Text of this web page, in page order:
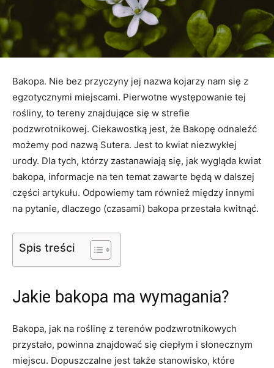
Bakopa. Nie bez przyczyny jej nazwa kojarzy nam się z
egzotycznymi miejscami. Pierwotne występowanie tej
rośliny, to tereny znajdujące się w strefie
podzwrotnikowej. Ciekawostką jest, że Bakopę odnaleźć
możemy pod nazwą Sutera. Jest to kwiat niezwykłej
urody. Dla tych, którzy zastanawiają się, jak wygląda kwiat
bakopa, informacje na ten temat zawarte będą w dalszej
części artykułu. Odpowiemy tam również między innymi
na pytanie, dlaczego (czasami) bakopa przestała kwitnąć.
Spis treści
Jakie bakopa ma wymagania?
Bakopa, jak na roślinę z terenów podzwrotnikowych
przystało, powinna znajdować się ciepłym i słonecznym
miejscu. Dopuszczalne jest także stanowisko, które